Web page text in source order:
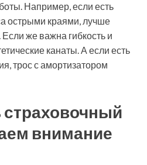
Например, если есть
острыми краями, лучше
же важна гибкость и
канаты. А если есть
трос с амортизатором
внимание